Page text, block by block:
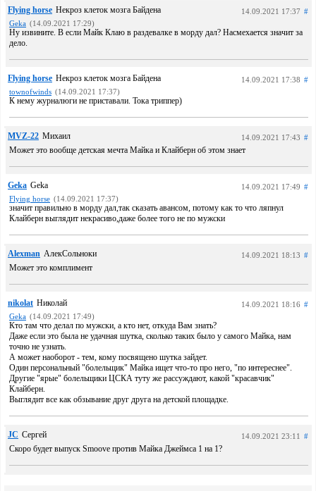
Flying horse Некроз клеток мозга Байдена 14.09.2021 17:37 #
Geka (14.09.2021 17:29)
Ну извините. В если Майк Клаю в раздевалке в морду дал? Насмехается значит за
дело.
Flying horse Некроз клеток мозга Байдена 14.09.2021 17:38 #
townofwinds (14.09.2021 17:37)
К нему журналюги не приставали. Тока триппер)
MVZ-22 Михаил 14.09.2021 17:43 #
Может это вообще детская мечта Майка и Клайберн об этом знает
Geka Geka 14.09.2021 17:49 #
Flying horse (14.09.2021 17:37)
значит правильно в морду дал,так сказать авансом, потому как то что ляпнул
Клайберн выглядит некрасиво,даже более того не по мужски
Alexman АлекСольноки 14.09.2021 18:13 #
Может это комплимент
nikolat Николай 14.09.2021 18:16 #
Geka (14.09.2021 17:49)
Кто там что делал по мужски, а кто нет, откуда Вам знать?
Даже если это была не удачная шутка, сколько таких было у самого Майка, нам
точно не узнать.
А может наоборот - тем, кому посвящено шутка зайдет.
Один персональный "болельщик" Майка ищет что-то про него, "по интереснее".
Другие "ярые" болельщики ЦСКА туту же рассуждают, какой "красавчик"
Клайберн.
Выглядит все как обзывание друг друга на детской площадке.
JC Сергей 14.09.2021 23:11 #
Скоро будет выпуск Smoove против Майка Джеймса 1 на 1?